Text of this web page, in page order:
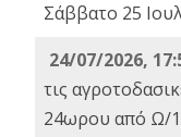
Σάββατο 25
24/07/2026,
τις
24ωρου από Ω/